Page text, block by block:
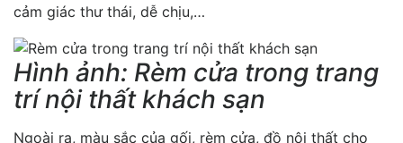
cảm giác thư thái, dễ chịu,…
Hình ảnh: Rèm cửa trong trang
trí nội thất khách sạn
Ngoài ra, màu sắc của gối, rèm cửa, đồ nội thất cho